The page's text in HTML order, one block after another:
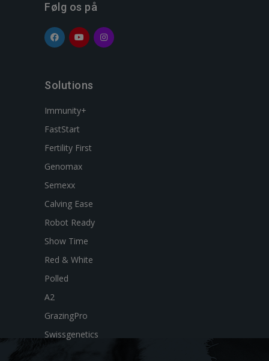
Følg os på
Solutions
Immunity+
FastStart
Fertility First
Genomax
Semexx
Calving Ease
Robot Ready
Show Time
Red & White
Polled
A2
GrazingPro
Swissgenetics